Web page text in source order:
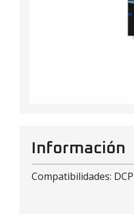
Información
Compatibilidades: